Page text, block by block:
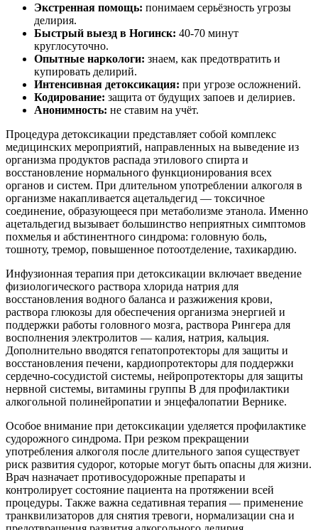
Экстренная помощь: понимаем серьёзность угрозы
делирия.
Быстрый выезд в Ногинск: 40-70 минут
круглосуточно.
Опытные наркологи: знаем, как предотвратить и
купировать делирий.
Интенсивная детоксикация: при угрозе осложнений.
Кодирование: защита от будущих запоев и делириев.
Анонимность: не ставим на учёт.
Процедура детоксикации представляет собой комплекс
медицинских мероприятий, направленных на выведение из
организма продуктов распада этилового спирта и
восстановление нормального функционирования всех
органов и систем. При длительном употреблении алкоголя в
организме накапливается ацетальдегид — токсичное
соединение, образующееся при метаболизме этанола. Именно
ацетальдегид вызывает большинство неприятных симптомов
похмелья и абстинентного синдрома: головную боль,
тошноту, тремор, повышенное потоотделение, тахикардию.
Инфузионная терапия при детоксикации включает введение
физиологического раствора хлорида натрия для
восстановления водного баланса и разжижения крови,
раствора глюкозы для обеспечения организма энергией и
поддержки работы головного мозга, раствора Рингера для
восполнения электролитов — калия, натрия, кальция.
Дополнительно вводятся гепатопротекторы для защиты и
восстановления печени, кардиопротекторы для поддержки
сердечно-сосудистой системы, нейропротекторы для защиты
нервной системы, витамины группы B для профилактики
алкогольной полинейропатии и энцефалопатии Вернике.
Особое внимание при детоксикации уделяется профилактике
судорожного синдрома. При резком прекращении
употребления алкоголя после длительного запоя существует
риск развития судорог, которые могут быть опасны для жизни.
Врач назначает противосудорожные препараты и
контролирует состояние пациента на протяжении всей
процедуры. Также важна седативная терапия — применение
транквилизаторов для снятия тревоги, нормализации сна и